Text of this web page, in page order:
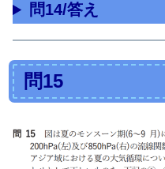
問14/答え
問15